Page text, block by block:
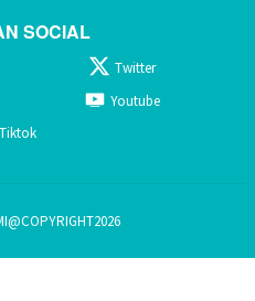
SOCIAL
Twitter
Youtube
Tiktok